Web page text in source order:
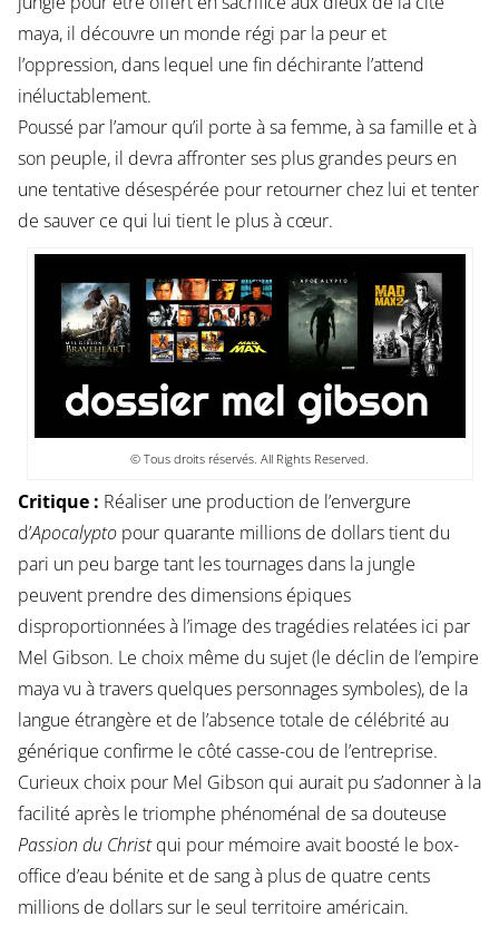
maya, il découvre un monde régi par la peur et
l’oppression, dans lequel une fin déchirante l’attend
inéluctablement.
Poussé par l’amour qu’il porte à sa femme, à sa famille et à
son peuple, il devra affronter ses plus grandes peurs en
une tentative désespérée pour retourner chez lui et tenter
de sauver ce qui lui tient le plus à cœur.
© Tous droits réservés. All Rights Reserved.
Critique : Réaliser une production de l’envergure
d’Apocalyptopour quarante millions de dollars tient du
pari un peu barge tant les tournages dans la jungle
peuvent prendre des dimensions épiques
disproportionnées à l’image des tragédies relatées ici par
Mel Gibson. Le choix même du sujet (le déclin de l’empire
maya vu à travers quelques personnages symboles), de la
langue étrangère et de l’absence totale de célébrité au
générique confirme le côté casse-cou de l’entreprise.
Curieux choix pour Mel Gibson qui aurait pu s’adonner à la
facilité après le triomphe phénoménal de sa douteuse
Passion du Christqui pour mémoire avait boosté le box-
office d’eau bénite et de sang à plus de quatre cents
millions de dollars sur le seul territoire américain.